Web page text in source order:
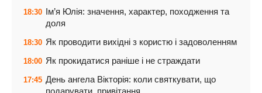
18:30 Ім’я Юлія: значення, характер, походження та
доля
18:30 Як проводити вихідні з користю і задоволенням
18:00 Як прокидатися раніше і не страждати
17:45 День ангела Вікторія: коли святкувати, що
подарувати, привітання